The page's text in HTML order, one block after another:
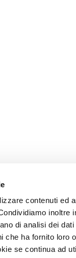
contenuti ed
di analisi dei
che ha fornito loro
se continua ad